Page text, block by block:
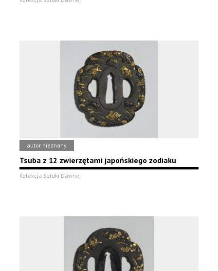
autor nieznany
Tsuba z 12 zwierzętami japońskiego zodiaku
Kolekcja Sztuki Dawnej